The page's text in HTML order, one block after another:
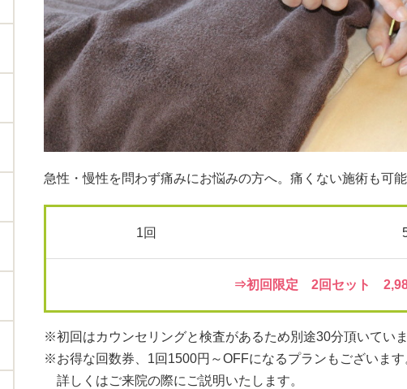
急性・慢性を問わず痛みにお悩みの方へ。痛くない施術も可
1回
⇒初回限定 2回セット
※初回はカウンセリングと検査があるため別途30分頂いてい
※お得な回数券、1回1500円～OFFになるプランもございます
詳しくはご来院の際にご説明いたします。